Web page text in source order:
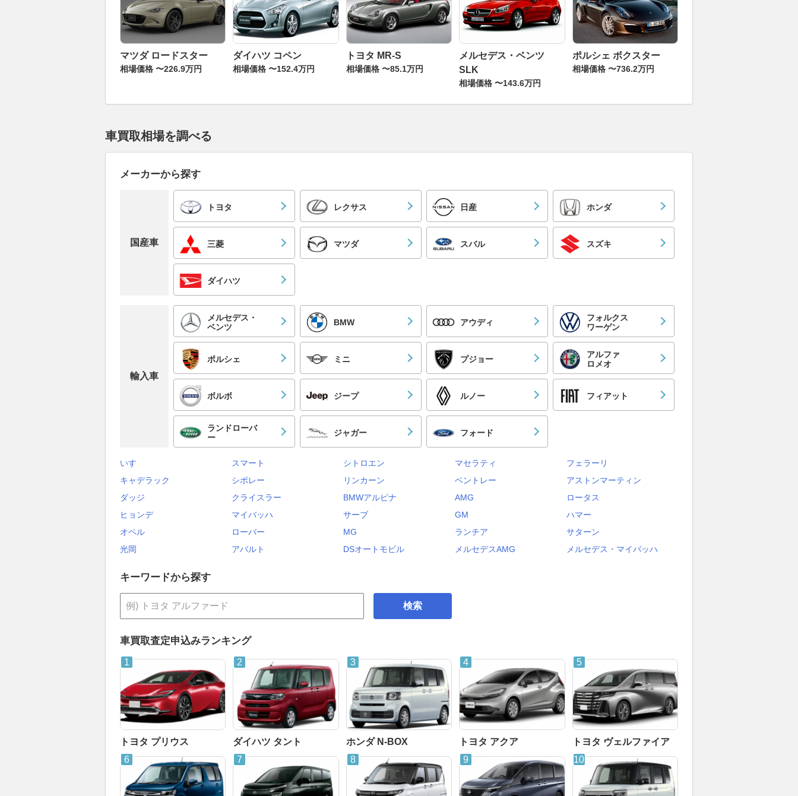
マツダ ロードスター
相場価格 〜226.9万円
ダイハツ コペン
相場価格 〜152.4万円
トヨタ MR-S
相場価格 〜85.1万円
メルセデス・ベンツ
SLK
相場価格 〜143.6万円
ポルシェ ボクスター
相場価格 〜736.2万円
車買取相場を調べる
メーカーから探す
国産車
トヨタ レクサス 日産 ホンダ
三菱 マツダ スバル スズキ
ダイハツ
輸入車
メルセデス・
ベンツ
BMW アウディ
フォルクス
ワーゲン
ポルシェ ミニ プジョー
アルファ
ロメオ
ボルボ ジープ ルノー フィアット
ランドローバ
ー
ジャガー フォード
いすゞ スマート シトロエン マセラティ
フェラーリ
キャデラック
シボレー リンカーン ベントレー
アストンマーティン
ダッジ
クライスラー BMWアルピナ AMG
ロータス
ヒョンデ
マイバッハ サーブ GM
ハマー
オペル
ローバー MG ランチア
サターン
光岡
アバルト DSオートモビル メルセデスAMG メルセデス・マイバッハ
キーワードから探す
検索
車買取査定申込みランキング
トヨタ プリウス ダイハツ タント ホンダ N-BOX トヨタ アクア トヨタ ヴェルファイア